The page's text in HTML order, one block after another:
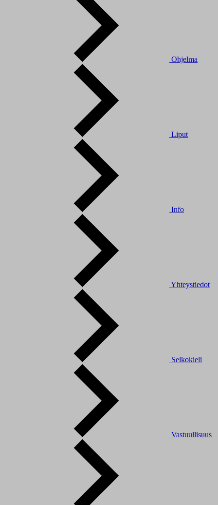
Ohjelma
Liput
Info
Yhteystiedot
Selkokieli
Vastuullisuus